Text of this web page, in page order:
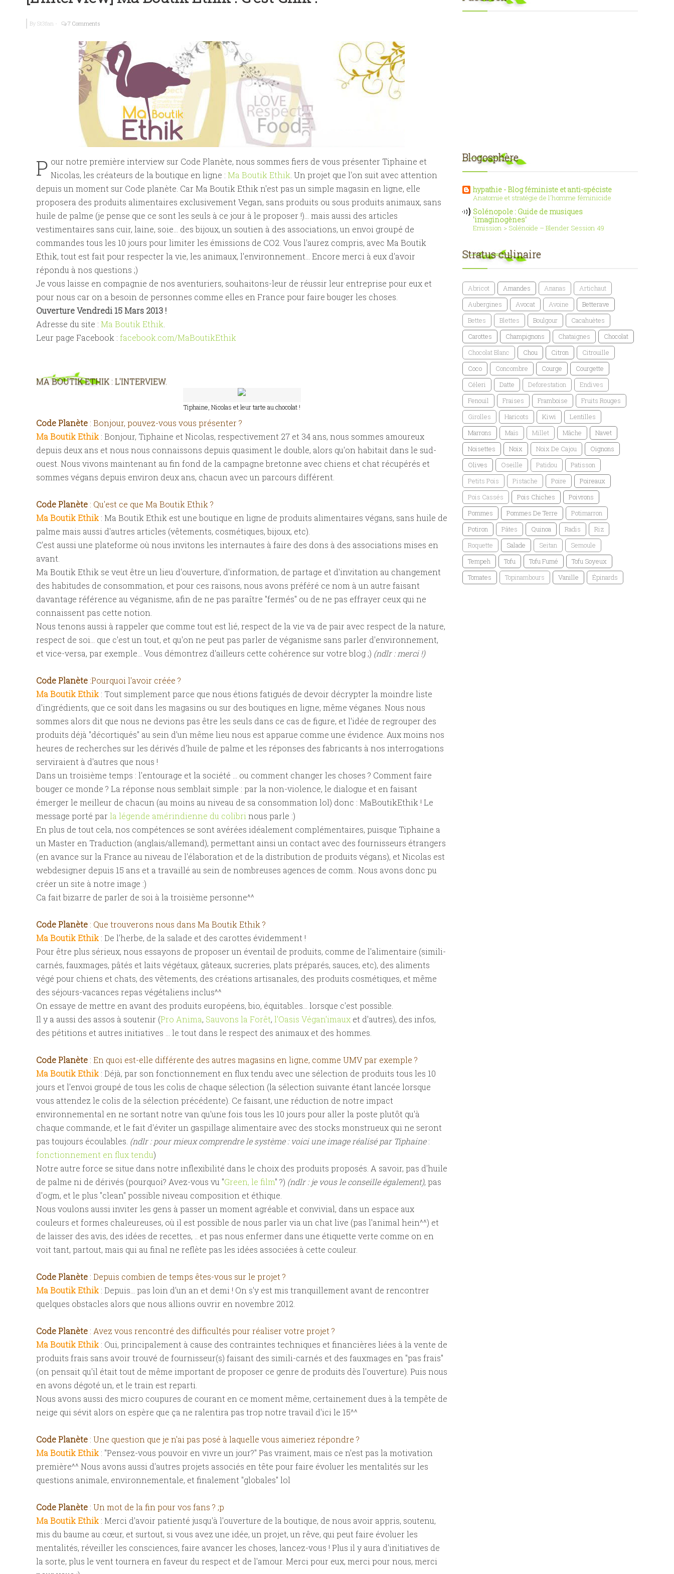
Guide Brachet des vins vegan et végétaliens
Ma petite crèmerie vegan | Sébastien Kardinal
By St3fan - 7 Comments
P our notre première interview sur Code Planète, nous sommes fiers de vous présenter Tiphaine et
Nicolas, les créateurs de la boutique en ligne : Ma Boutik Ethik . Un projet que l'on suit avec attention
depuis un moment sur Code planète. Car Ma Boutik Ethik n'est pas un simple magasin en ligne, elle
proposera des produits alimentaires exclusivement Vegan, sans produits ou sous produits animaux, sans
huile de palme (je pense que ce sont les seuls à ce jour à le proposer !)... mais aussi des articles
vestimentaires sans cuir, laine, soie... des bijoux, un soutien à des associations, un envoi groupé de
commandes tous les 10 jours pour limiter les émissions de CO2. Vous l'aurez compris, avec Ma Boutik
Ethik, tout est fait pour respecter la vie, les animaux, l'environnement... Encore merci à eux d'avoir
répondu à nos questions ;)
Je vous laisse en compagnie de nos aventuriers, souhaitons-leur de réussir leur entreprise pour eux et
pour nous car on a besoin de personnes comme elles en France pour faire bouger les choses.
Ouverture Vendredi 15 Mars 2013 !
Adresse du site : Ma Boutik Ethik
Leur page Facebook : facebook.com/MaBoutikEthik
MA BOUTIK ETHIK : L'INTERVIEW.
Tiphaine, Nicolas et leur tarte au chocolat !
Code Planète : Bonjour, pouvez-vous vous présenter ?
Ma Boutik Ethik : Bonjour, Tiphaine et Nicolas, respectivement 27 et 34 ans, nous sommes amoureux
depuis deux ans et nous nous connaissons depuis quasiment le double, alors qu'on habitait dans le sud-
ouest. Nous vivons maintenant au fin fond de la campagne bretonne avec chiens et chat récupérés et
sommes végans depuis environ deux ans, chacun avec un parcours différent.
Code Planète : Qu'est ce que Ma Boutik Ethik ?
Ma Boutik Ethik : Ma Boutik Ethik est une boutique en ligne de produits alimentaires végans, sans huile de
palme mais aussi d'autres articles (vêtements, cosmétiques, bijoux, etc).
C'est aussi une plateforme où nous invitons les internautes à faire des dons à des associations mises en
avant.
Ma Boutik Ethik se veut être un lieu d'ouverture, d'information, de partage et d'invitation au changement
des habitudes de consommation, et pour ces raisons, nous avons préféré ce nom à un autre faisant
davantage référence au véganisme, afin de ne pas paraître "fermés" ou de ne pas effrayer ceux qui ne
connaissent pas cette notion.
Nous tenons aussi à rappeler que comme tout est lié, respect de la vie va de pair avec respect de la nature,
respect de soi... que c'est un tout, et qu'on ne peut pas parler de véganisme sans parler d'environnement,
et vice-versa, par exemple... Vous démontrez d'ailleurs cette cohérence sur votre blog ;) (ndlr : merci !)
Code Planète :Pourquoi l'avoir créée ?
Ma Boutik Ethik : Tout simplement parce que nous étions fatigués de devoir décrypter la moindre liste
d'ingrédients, que ce soit dans les magasins ou sur des boutiques en ligne, même véganes. Nous nous
sommes alors dit que nous ne devions pas être les seuls dans ce cas de figure, et l'idée de regrouper des
produits déjà "décortiqués" au sein d'un même lieu nous est apparue comme une évidence. Aux moins nos
heures de recherches sur les dérivés d'huile de palme et les réponses des fabricants à nos interrogations
serviraient à d'autres que nous !
Dans un troisième temps : l'entourage et la société ... ou comment changer les choses ? Comment faire
bouger ce monde ? La réponse nous semblait simple : par la non-violence, le dialogue et en faisant
émerger le meilleur de chacun (au moins au niveau de sa consommation lol) donc : MaBoutikEthik ! Le
message porté par la légende amérindienne du colibri nous parle :)
En plus de tout cela, nos compétences se sont avérées idéalement complémentaires, puisque Tiphaine a
un Master en Traduction (anglais/allemand), permettant ainsi un contact avec des fournisseurs étrangers
(en avance sur la France au niveau de l'élaboration et de la distribution de produits végans), et Nicolas est
webdesigner depuis 15 ans et a travaillé au sein de nombreuses agences de comm.. Nous avons donc pu
créer un site à notre image :)
Ca fait bizarre de parler de soi à la troisième personne^^
Code Planète : Que trouverons nous dans Ma Boutik Ethik ?
Ma Boutik Ethik : De l'herbe, de la salade et des carottes évidemment !
Pour être plus sérieux, nous essayons de proposer un éventail de produits, comme de l'alimentaire (simili-
carnés, fauxmages, pâtés et laits végétaux, gâteaux, sucreries, plats préparés, sauces, etc), des aliments
végé pour chiens et chats, des vêtements, des créations artisanales, des produits cosmétiques, et même
des séjours-vacances repas végétaliens inclus^^
On essaye de mettre en avant des produits européens, bio, équitables... lorsque c'est possible.
Il y a aussi des assos à soutenir (Pro Anima, Sauvons la Forêt, l'Oasis Végan'imaux et d'autres), des infos,
des pétitions et autres initiatives ... le tout dans le respect des animaux et des hommes.
Code Planète : En quoi est-elle différente des autres magasins en ligne, comme UMV par exemple ?
Ma Boutik Ethik : Déjà, par son fonctionnement en flux tendu avec une sélection de produits tous les 10
jours et l'envoi groupé de tous les colis de chaque sélection (la sélection suivante étant lancée lorsque
vous attendez le colis de la sélection précédente). Ce faisant, une réduction de notre impact
environnemental en ne sortant notre van qu'une fois tous les 10 jours pour aller la poste plutôt qu'à
chaque commande, et le fait d'éviter un gaspillage alimentaire avec des stocks monstrueux qui ne seront
pas toujours écoulables. (ndlr : pour mieux comprendre le système : voici une image réalisé par Tiphaine:
fonctionnement en flux tendu)
Notre autre force se situe dans notre inflexibilité dans le choix des produits proposés. A savoir, pas d'huile
de palme ni de dérivés (pourquoi? Avez-vous vu "Green, le film" ?) (ndlr : je vous le conseille également), pas
d'ogm, et le plus "clean" possible niveau composition et éthique.
Nous voulons aussi inviter les gens à passer un moment agréable et convivial, dans un espace aux
couleurs et formes chaleureuses, où il est possible de nous parler via un chat live (pas l'animal hein^^) et
de laisser des avis, des idées de recettes, .. et pas nous enfermer dans une étiquette verte comme on en
voit tant, partout, mais qui au final ne reflète pas les idées associées à cette couleur.
Code Planète : Depuis combien de temps êtes-vous sur le projet ?
Ma Boutik Ethik : Depuis... pas loin d'un an et demi ! On s'y est mis tranquillement avant de rencontrer
quelques obstacles alors que nous allions ouvrir en novembre 2012.
Code Planète : Avez vous rencontré des difficultés pour réaliser votre projet ?
Ma Boutik Ethik : Oui, principalement à cause des contraintes techniques et financières liées à la vente de
produits frais sans avoir trouvé de fournisseur(s) faisant des simili-carnés et des fauxmages en "pas frais"
(on pensait qu'il était tout de même important de proposer ce genre de produits dès l'ouverture). Puis nous
en avons dégoté un, et le train est reparti.
Nous avons aussi des micro coupures de courant en ce moment même, certainement dues à la tempête de
neige qui sévit alors on espère que ça ne ralentira pas trop notre travail d'ici le 15^^
Code Planète : Une question que je n'ai pas posé à laquelle vous aimeriez répondre ?
Ma Boutik Ethik : "Pensez-vous pouvoir en vivre un jour?" Pas vraiment, mais ce n'est pas la motivation
première^^ Nous avons aussi d'autres projets associés en tête pour faire évoluer les mentalités sur les
questions animale, environnementale, et finalement "globales" lol
Code Planète : Un mot de la fin pour vos fans ? ;p
Ma Boutik Ethik : Merci d'avoir patienté jusqu'à l'ouverture de la boutique, de nous avoir appris, soutenu,
mis du baume au cœur, et surtout, si vous avez une idée, un projet, un rêve, qui peut faire évoluer les
mentalités, réveiller les consciences, faire avancer les choses, lancez-vous ! Plus il y aura d'initiatives de
la sorte, plus le vent tournera en faveur du respect et de l'amour. Merci pour eux, merci pour nous, merci
Blogosphère
hypathie - Blog féministe et anti-spéciste
Anatomie et stratégie de l'homme féminicide
Solénopole : Guide de musiques
'imaginogènes'
Emission > Solénoïde – Blender Session 49
Stratus culinaire
Abricot Amandes Ananas
Artichaut
Aubergines
Avocat Avoine
Betterave
Bettes
Blettes Boulgour
Cacahuètes
Carottes
Champignons Chataignes
Chocolat
Chocolat Blanc
Chou Citron
Citrouille
Coco
Concombre Courge
Courgette
Céleri
Datte Deforestation
Endives
Fenouil
Fraises Framboise
Fruits Rouges
Girolles
Haricots Kiwi
Lentilles
Marrons
Maïs Millet Mâche
Navet
Noisettes
Noix Noix De Cajou
Oignons
Olives
Oseille Patidou
Patisson
Petits Pois
Pistache Poire
Poireaux
Pois Cassés
Pois Chiches
Poivrons
Pommes
Pommes De Terre
Potimarron
Potiron
Pâtes Quinoa Radis
Riz
Roquette
Salade Seitan
Semoule
Tempeh
Tofu Tofu Fumé
Tofu Soyeux
Tomates
Topinambours Vanille Épinards